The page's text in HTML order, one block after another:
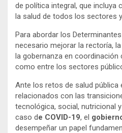
de política integral, que incluya
la salud de todos los sectores
Para abordar los
necesario mejorar la rectoría,
la gobernanza en coordinación
como entre los sectores
Ante los retos de salud pública
relacionados con las
tecnológica, social, nutricional
caso de COVID-19, el
desempeñar un papel